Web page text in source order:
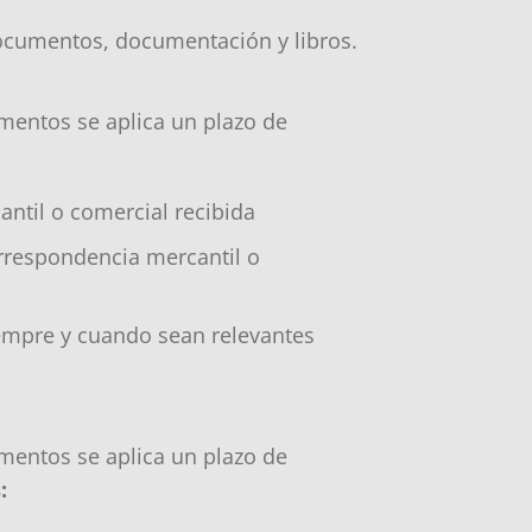
documentación y libros.
se aplica un plazo de
o comercial recibida
mercantil o
y cuando sean relevantes
se aplica un plazo de